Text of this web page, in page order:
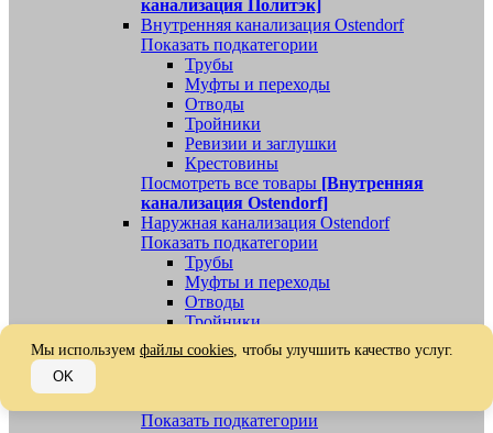
канализация Политэк]
Внутренняя канализация Ostendorf
Показать подкатегории
Трубы
Муфты и переходы
Отводы
Тройники
Ревизии и заглушки
Крестовины
Посмотреть все товары [Внутренняя
канализация Ostendorf]
Наружная канализация Ostendorf
Показать подкатегории
Трубы
Муфты и переходы
Отводы
Тройники
Ревизии, заглушки, обратные клапаны
Посмотреть все товары[Наружная
Показать подкатегории
Мы используем файлы cookies, чтобы улучшить качество услуг.
OK